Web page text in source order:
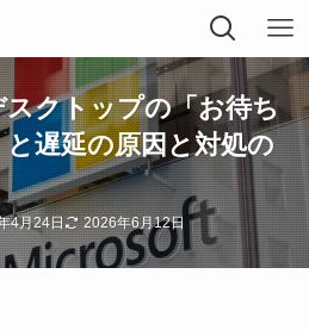
クトップの「お待ち
遅延の原因と対処の
4月24日 2026年6月12日